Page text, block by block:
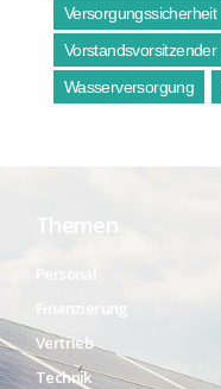
Versorgungssicherheit
Vorstandsvorsitzender
Wasserversorgung
Themen
Finanzierung
Vertrieb
Technik